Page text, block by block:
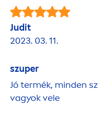
Judit
2023. 03. 11.
szuper
Jó termék, minden
vagyok vele